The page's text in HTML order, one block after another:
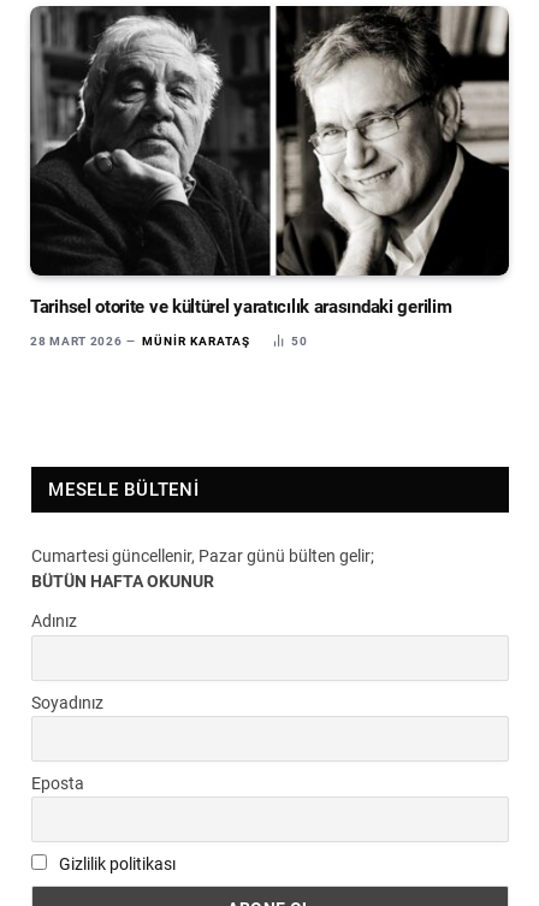
Tarihsel otorite ve kültürel yaratıcılık arasındaki gerilim
28 MART 2026 MÜNIR KARATAŞ 50
MESELE BÜLTENI
Cumartesi güncellenir, Pazar günü bülten gelir;
BÜTÜN HAFTA OKUNUR
Adınız
Soyadınız
Eposta
Gizlilik politikası